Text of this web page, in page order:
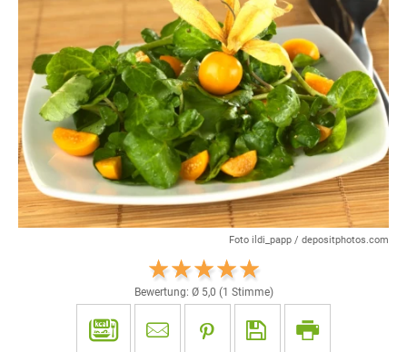
Foto ildi_papp / depositphotos.com
Bewertung: Ø 5,0 (1 Stimme)